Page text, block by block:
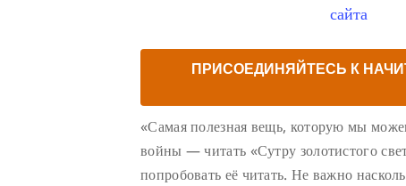
сайта
ПРИСОЕДИНЯЙТЕСЬ К
«Самая полезная вещь, которую мы
войны — читать «Сутру золотистого
попробовать её читать. Не важно